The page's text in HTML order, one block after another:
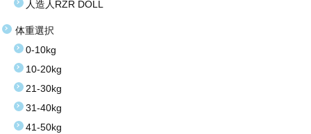
人造人RZR DOLL
体重選択
0-10kg
10-20kg
21-30kg
31-40kg
41-50kg